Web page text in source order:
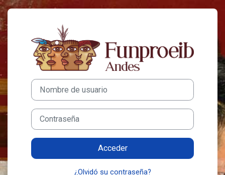
Salta al contenido principal
Entrar a
Nombre de usuario
Contraseña
Acceder
¿Olvidó su contraseña?